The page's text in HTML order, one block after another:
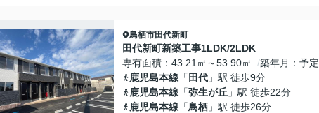
鳥栖市田代新町
田代新町新築工事1LDK/2LDK
専有面積
43.21㎡～53.90㎡ 築年月 予定
鹿児島本線 「 田代 」駅 徒歩9分
鹿児島本線 「弥生が丘 」駅 徒歩22分
鹿児島本線 「鳥栖 」駅 徒歩26分